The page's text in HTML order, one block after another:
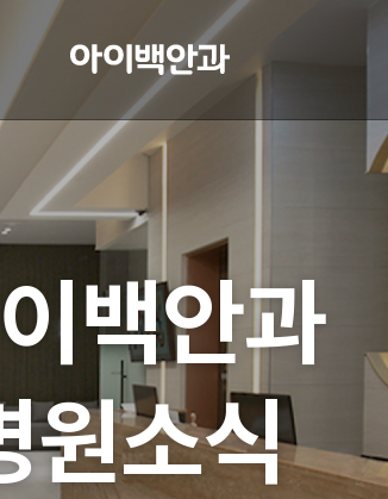
백안과
원소식